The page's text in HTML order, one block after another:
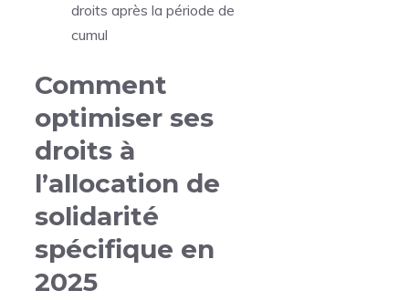
droits après la période de
cumul
Comment
optimiser ses
droits à
l’allocation de
solidarité
spécifique en
2025